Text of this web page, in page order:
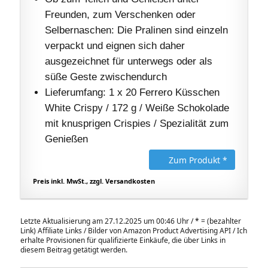
Freunden, zum Verschenken oder
Selbernaschen: Die Pralinen sind einzeln
verpackt und eignen sich daher
ausgezeichnet für unterwegs oder als
süße Geste zwischendurch
Lieferumfang: 1 x 20 Ferrero Küsschen
White Crispy / 172 g / Weiße Schokolade
mit knusprigen Crispies / Spezialität zum
Genießen
Zum Produkt *
Preis inkl. MwSt., zzgl. Versandkosten
Letzte Aktualisierung am 27.12.2025 um 00:46 Uhr /* = (bezahlter
Link) Affiliate Links / Bilder von Amazon Product Advertising API / Ich
erhalte Provisionen für qualifizierte Einkäufe, die über Links in
diesem Beitrag getätigt werden.